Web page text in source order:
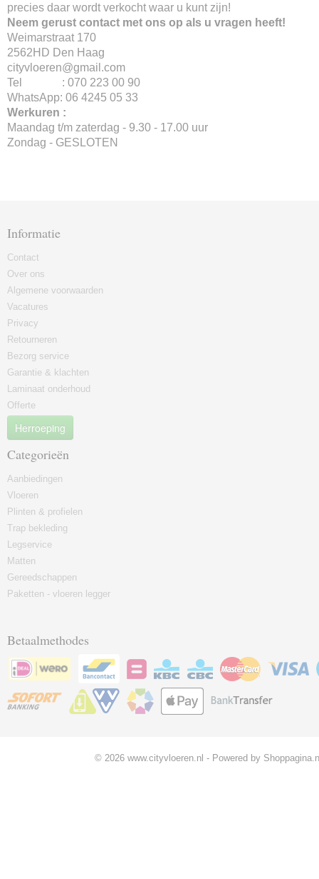
precies daar wordt verkocht waar u kunt zijn!
Neem gerust contact met ons op als u vragen heeft!
Weimarstraat 170
2562HD Den Haag
cityvloeren@gmail.com
Tel : 070 223 00 90
WhatsApp: 06 4245 05 33
Werkuren :
Maandag t/m zaterdag - 9.30 - 17.00 uur
Zondag - GESLOTEN
Informatie
Contact
Over ons
Algemene voorwaarden
Vacatures
Privacy
Retourneren
Bezorg service
Garantie & klachten
Laminaat onderhoud
Offerte
Herroeping
Categorieën
Aanbiedingen
Vloeren
Plinten & profielen
Trap bekleding
Legservice
Matten
Gereedschappen
Paketten - vloeren legger
Betaalmethodes
© 2026 www.cityvloeren.nl - Powered by